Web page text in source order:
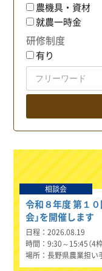
農機具・資材
就農一時金
研修制度
有り
相談会
令和８年度 第１
会」を開催します
日程
2026.08.19
時間
9:30～15:45（4
場所
長野県農業担い